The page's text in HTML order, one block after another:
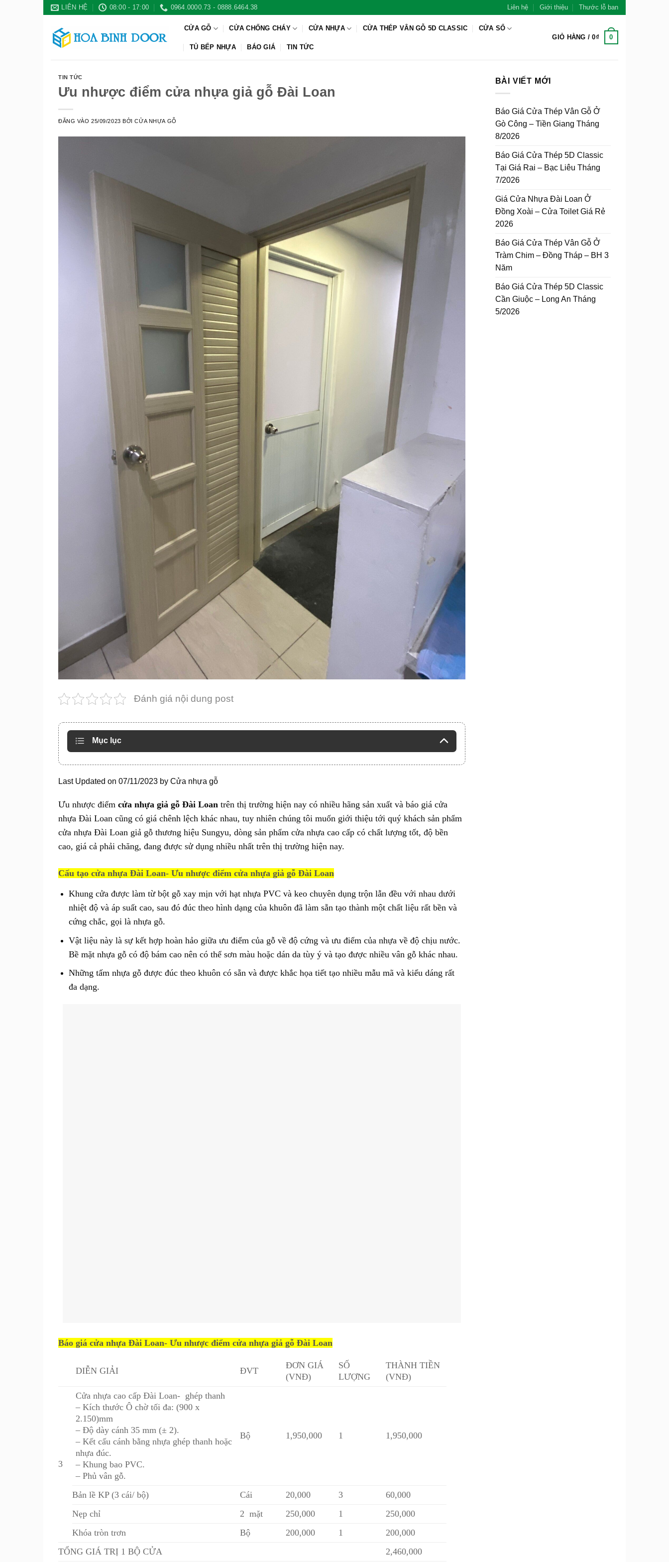
Bỏ
dung
LIÊN HỆ 08:00 - 17:00 0964.0000.73 - 0888.6464.38 Liên hệ Giới thiệu Thước lỗ ban
CỬA GỖ CỬA CHỐNG CHÁY CỬA NHỰA CỬA THÉP VÂN GỖ 5D CLASSIC CỬA SỔ
TỦ BẾP NHỰA BÁO GIÁ TIN TỨC
GIỎ HÀNG /0₫ 0
TIN TỨC
Ưu nhược điểm cửa nhựa giả gỗ Đài Loan
ĐĂNG VÀO25/09/2023 BỞICỬA NHỰA GỖ
Đánh giá nội dung post
Mục lục
Last Updated on 07/11/2023 by Cửa nhựa gỗ
Ưu nhược điểm cửa nhựa giả gỗ Đài Loan trên thị trường hiện nay có nhiều hãng sản xuất và báo giá cửa
nhựa Đài Loan cũng có giá chênh lệch khác nhau, tuy nhiên chúng tôi muốn giới thiệu tới quý khách sản phẩm
cửa nhựa Đài Loan giả gỗ thương hiệu Sungyu, dòng sản phẩm cửa nhựa cao cấp có chất lượng tốt, độ bền
cao, giá cả phải chăng, đang được sử dụng nhiều nhất trên thị trường hiện nay.
Cấu tạo cửa nhựa Đài Loan- Ưu nhược điểm cửa nhựa giả gỗ Đài Loan
Khung cửa được làm từ bột gỗ xay mịn với hạt nhựa PVC và keo chuyên dụng trộn lẫn đều với nhau dưới
nhiệt độ và áp suất cao, sau đó đúc theo hình dạng của khuôn đã làm sẵn tạo thành một chất liệu rất bền và
cứng chắc, gọi là nhựa gỗ.
Vật liệu này là sự kết hợp hoàn hảo giữa ưu điểm của gỗ về độ cứng và ưu điểm của nhựa về độ chịu nước.
Bề mặt nhựa gỗ có độ bám cao nên có thể sơn màu hoặc dán da tùy ý và tạo được nhiều vân gỗ khác nhau.
Những tấm nhựa gỗ được đúc theo khuôn có sẵn và được khắc họa tiết tạo nhiều mẫu mã và kiểu dáng rất
đa dạng.
Báo giá cửa nhựa Đài Loan- Ưu nhược điểm cửa nhựa giả gỗ Đài Loan
DIỄN GIẢI ĐVT
ĐƠN GIÁ
(VNĐ)
SỐ
LƯỢNG
THÀNH TIỀN
(VNĐ)
3
Cửa nhựa cao cấp Đài Loan- ghép thanh
– Kích thước Ô chờ tối đa: (900 x
2.150)mm
– Độ dày cánh 35 mm (± 2).
– Kết cấu cánh bằng nhựa ghép thanh hoặc
nhựa đúc.
– Khung bao PVC.
– Phủ vân gỗ.
Bộ 1,950,000 1 1,950,000
Bản lề KP (3 cái/ bộ) Cái 20,000 3
60,000
Nẹp chỉ
2 mặt 250,000 1
250,000
Khóa tròn trơn
Bộ 200,000 1
200,000
TỔNG GIÁ TRỊ 1 BỘ CỬA
2,460,000
BÀI VIẾT MỚI
Báo Giá Cửa Thép Vân Gỗ Ở
Gò Công – Tiền Giang Tháng
8/2026
Báo Giá Cửa Thép 5D Classic
Tại Giá Rai – Bạc Liêu Tháng
7/2026
Giá Cửa Nhựa Đài Loan Ở
Đồng Xoài – Cửa Toilet Giá Rẻ
2026
Báo Giá Cửa Thép Vân Gỗ Ở
Tràm Chim – Đồng Tháp – BH 3
Năm
Báo Giá Cửa Thép 5D Classic
Cần Giuộc – Long An Tháng
5/2026